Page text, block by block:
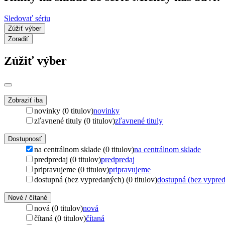
Sledovať sériu
Zúžiť výber
Zoradiť
Zúžiť výber
Zobraziť iba
novinky (0 titulov)novinky
zľavnené tituly (0 titulov)zľavnené tituly
Dostupnosť
na centrálnom sklade (0 titulov)na centrálnom sklade
predpredaj (0 titulov)predpredaj
pripravujeme (0 titulov)pripravujeme
dostupná (bez vypredaných) (0 titulov)dostupná (bez
Nové / čítané
nová (0 titulov)nová
čítaná (0 titulov)čítaná